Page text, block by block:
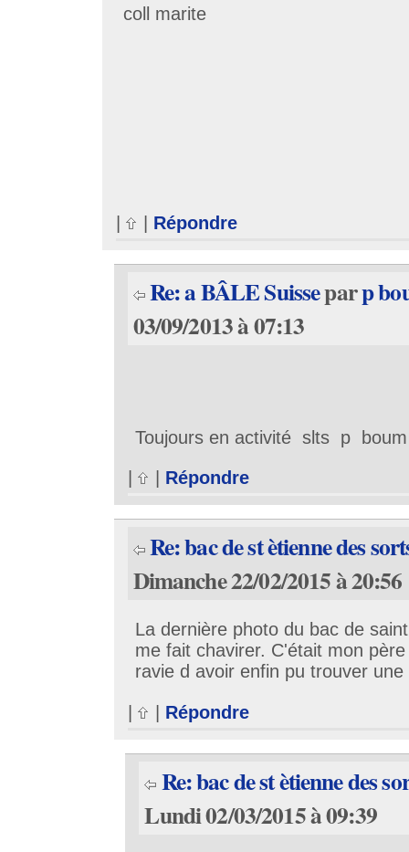
coll marite
Répondre
Re: a BÂLE Suisseparp
03/09/2013 à 07:13
Toujours en activité slts p boum
Répondre
Re: bac de st ètienne des
Dimanche 22/02/2015 à 20:56
La dernière photo du bac de
me fait chavirer. C'était mon
ravie d avoir enfin pu trouver une
Répondre
Re: bac de st ètienne des
Lundi 02/03/2015 à 09:39